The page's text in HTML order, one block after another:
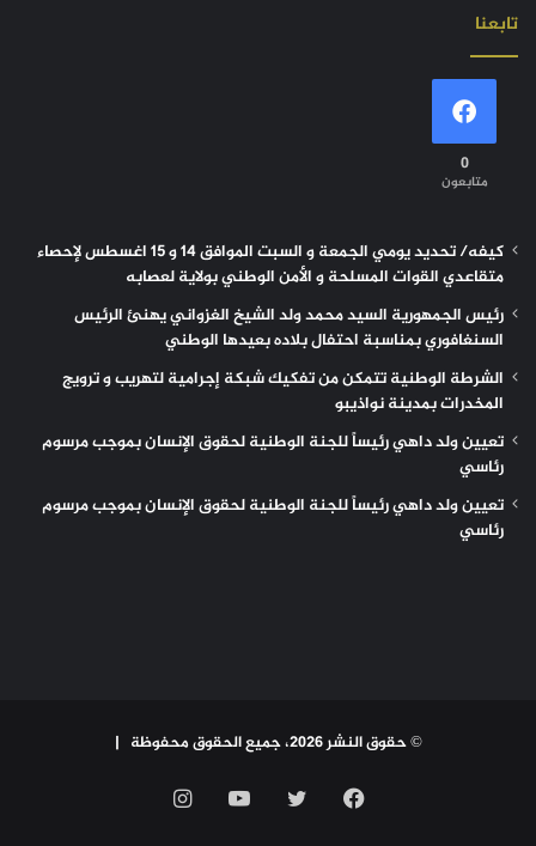
تابعنا
0
متابعون
كيفه/ تحديد يومي الجمعة و السبت الموافق 14 و 15 اغسطس لإحصاء
متقاعدي القوات المسلحة و الأمن الوطني بولاية لعصابه
رئيس الجمهورية السيد محمد ولد الشيخ الغزواني يهنئ الرئيس
السنغافوري بمناسبة احتفال بلاده بعيدها الوطني
الشرطة الوطنية تتمكن من تفكيك شبكة إجرامية لتهريب و ترويج
المخدرات بمدينة نواذيبو
تعيين ولد داهي رئيساً للجنة الوطنية لحقوق الإنسان بموجب مرسوم
رئاسي
تعيين ولد داهي رئيساً للجنة الوطنية لحقوق الإنسان بموجب مرسوم
رئاسي
© حقوق النشر 2026، جميع الحقوق محفوظة |
فيسبوك تويتر يوتيوب